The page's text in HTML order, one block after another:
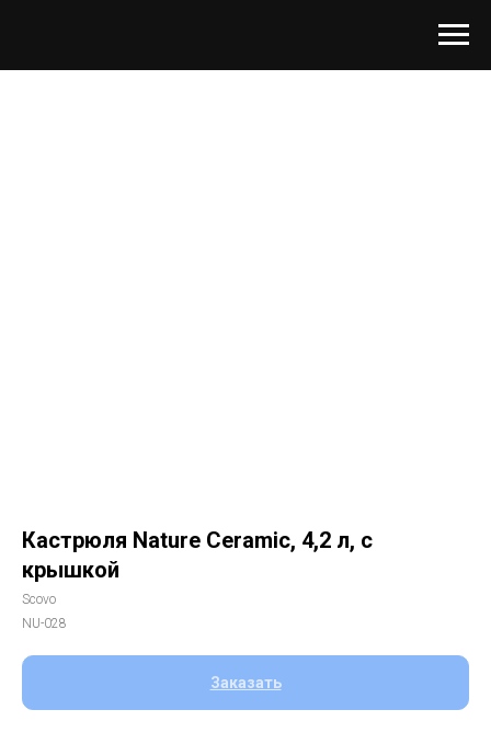
Кастрюля Nature Ceramic, 4,2 л, с
крышкой
Scovo
NU-028
Заказать